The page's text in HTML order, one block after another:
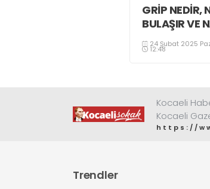
GRİP NEDİR,
BULAŞIR VE
24 Şubat 2025
12:48
Kocaeli
Kocaeli
https://
Trendler